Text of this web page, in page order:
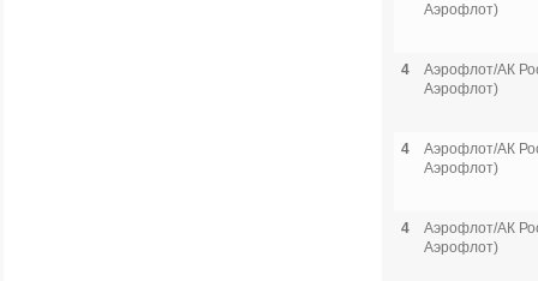
Аэрофлот)
4
Аэрофлот/АК
Аэрофлот)
4
Аэрофлот/АК
Аэрофлот)
4
Аэрофлот/АК
Аэрофлот)